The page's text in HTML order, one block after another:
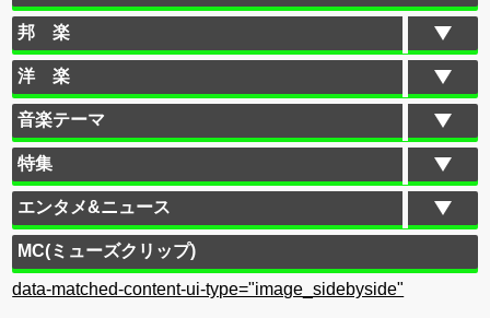
邦 楽
洋 楽
音楽テーマ
特集
エンタメ&ニュース
MC(ミューズクリップ)
data-matched-content-ui-type="image_sidebyside"